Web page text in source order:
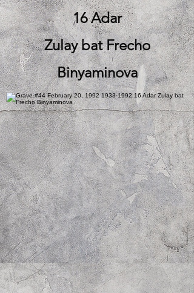
16 Adar
Zulay bat Frecho
Binyaminova